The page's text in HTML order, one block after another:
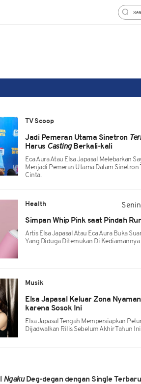
TV Scoop
Jadi Pemeran Utama Sinetron
Harus CastingBerkali-kali
Eca Aura Atau Elsa Japasal Melebarkan
Menjadi Pemeran Utama Dalam Sinetron
Cinta.
Health
Simpan Whip Pink saat Pindah
Artis Elsa Japasal Atau Eca Aura Buka
Yang Diduga Ditemukan Di Kediamannya.
Musik
Elsa Japasal Keluar Zona
karena Sosok Ini
Elsa Japasal Tengah Mempersiapkan
Dijadwalkan Rilis Sebelum Akhir Tahun Ini
NgakuDeg-degan dengan Single